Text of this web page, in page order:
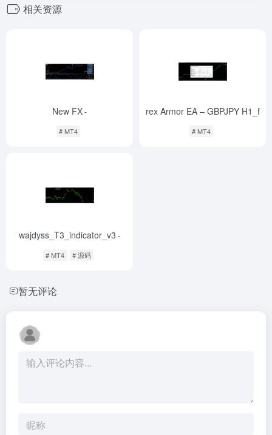
相关资源
New FX-
# MT4
Forex Armor EA – GBPJPY H1_fix
# MT4
wajdyss_T3_indicator_v3 -
# MT4 # 源码
暂无评论